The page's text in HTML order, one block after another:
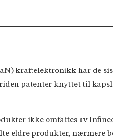
kraftelektronikk har de
patenter knyttet til
ikke omfattes av
eldre produkter, nærmere